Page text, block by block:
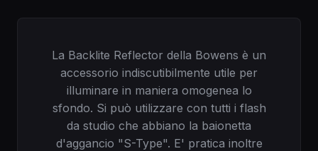
La Backlite Reflector della Bowens è un
accessorio indiscutibilmente utile per
illuminare in maniera omogenea lo
sfondo. Si può utilizzare con tutti i flash
da studio che abbiano la baionetta
d'aggancio "S-Type". E' pratica inoltre